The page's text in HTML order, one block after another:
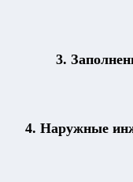
3.
4. Наружные